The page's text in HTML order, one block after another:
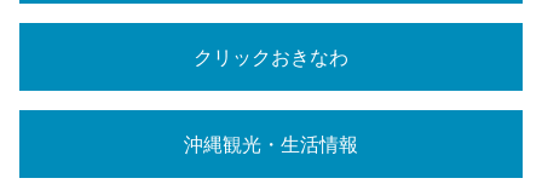
クリックおきなわ
沖縄観光・生活情報